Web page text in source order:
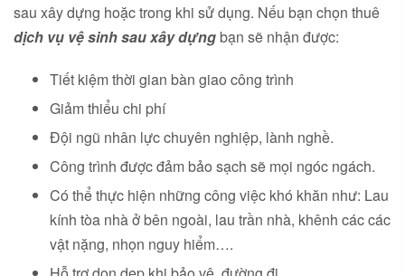
sau xây dựng hoặc trong khi sử dụng. Nếu bạn chọn thuê
dịch vụ vệ sinh sau xây dựng bạn sẽ nhận được:
Tiết kiệm thời gian bàn giao công trình
Giảm thiểu chi phí
Đội ngũ nhân lực chuyên nghiệp, lành nghề.
Công trình được đảm bảo sạch sẽ mọi ngóc ngách.
Có thể thực hiện những công việc khó khăn như: Lau
kính tòa nhà ở bên ngoài, lau trần nhà, khênh các các
vật nặng, nhọn nguy hiểm….